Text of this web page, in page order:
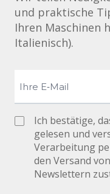
und praktische
Ihren Maschinen
Italienisch).
Ich bestätige,
gelesen und
Verarbeitung
den Versand
Newslettern